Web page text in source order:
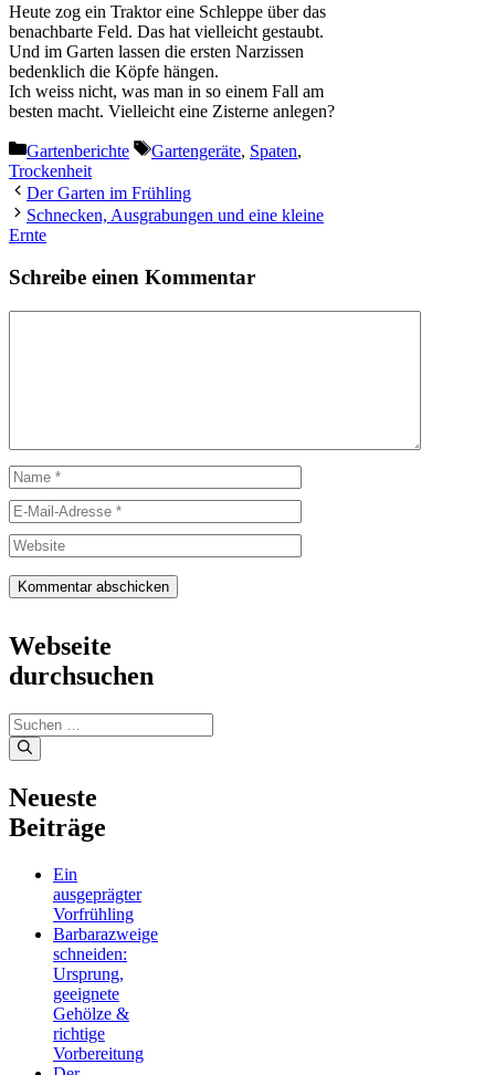
Heute zog ein Traktor eine Schleppe über das
benachbarte Feld. Das hat vielleicht gestaubt.
Und im Garten lassen die ersten Narzissen
bedenklich die Köpfe hängen.
Ich weiss nicht, was man in so einem Fall am
besten macht. Vielleicht eine Zisterne anlegen?
Kategorien
Gartenberichte Schlagwörter
Gartengeräte, Spaten,
Trockenheit
Der Garten im Frühling
Schnecken, Ausgrabungen und eine kleine
Ernte
Schreibe einen Kommentar
Name
E-
Mail-
Adresse
Website
Webseite
durchsuchen
Suchen
nach:
Neueste
Beiträge
Ein
ausgeprägter
Vorfrühling
Barbarazweige
schneiden:
Ursprung,
geeignete
Gehölze &
richtige
Vorbereitung